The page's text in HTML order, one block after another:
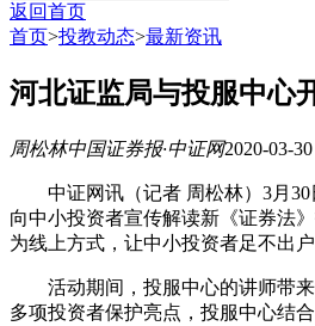
返回首页
首页>投教动态>最新资讯
河北证监局与投服中心
周松林中国证券报·中证网2020-03-
中证网讯（记者 周松林）3月30
向中小投资者宣传解读新《证券法
为线上方式，让中小投资者足不出
活动期间，投服中心的讲师带来“
多项投资者保护亮点，投服中心结